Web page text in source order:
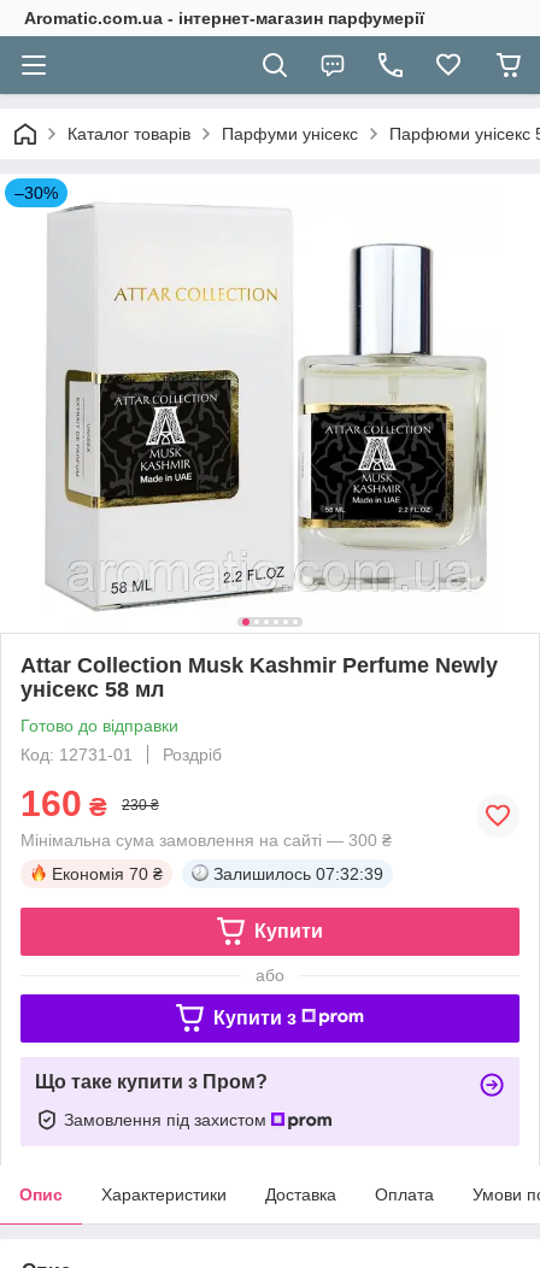
Aromatic.com.ua - інтернет-магазин парфумерії
Каталог товарів Парфуми унісекс Парфюми унісекс
–30%
Attar Collection Musk Kashmir Perfume Newly
унісекс 58 мл
Готово до відправки
Код: 12731-01
Роздріб
160 ₴ 230 ₴
Мінімальна сума замовлення на сайті — 300 ₴
Економія 70 ₴ Залишилось 07:32:38
Купити
або
Купити з
Що таке купити з Пром?
Замовлення під захистом
Опис Характеристики Доставка Оплата Умови